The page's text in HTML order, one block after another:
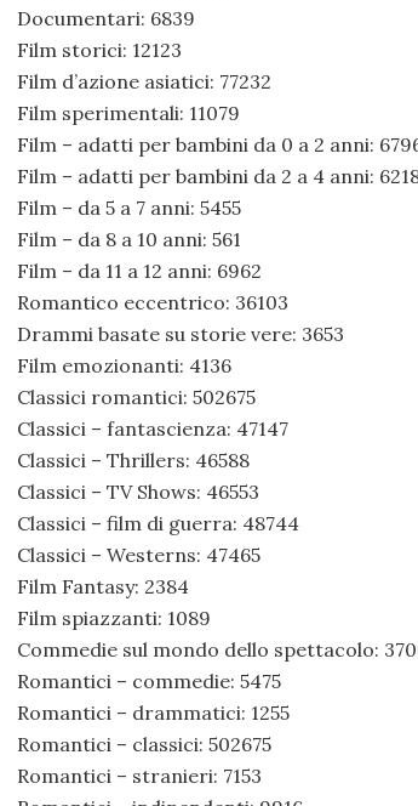
Documentari: 6839
Film storici: 12123
Film d’azione asiatici: 77232
Film sperimentali: 11079
Film – adatti per bambini da 0 a 2 anni:
Film – adatti per bambini da 2 a 4 anni:
Film – da 5 a 7 anni: 5455
Film – da 8 a 10 anni: 561
Film – da 11 a 12 anni: 6962
Romantico eccentrico: 36103
Drammi basate su storie vere: 3653
Film emozionanti: 4136
Classici romantici: 502675
Classici – fantascienza: 47147
Classici – Thrillers: 46588
Classici – TV Shows: 46553
Classici – film di guerra: 48744
Classici – Westerns: 47465
Film Fantasy: 2384
Film spiazzanti: 1089
Commedie sul mondo dello spettacolo:
Romantici – commedie: 5475
Romantici – drammatici: 1255
Romantici – classici: 502675
Romantici – stranieri: 7153